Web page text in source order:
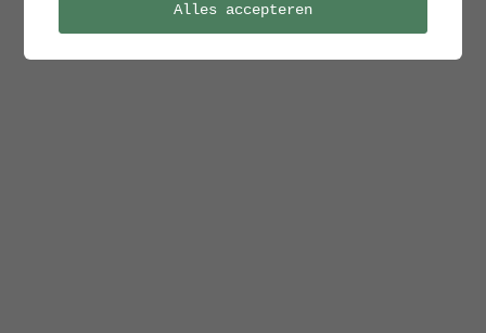
Alles accepteren